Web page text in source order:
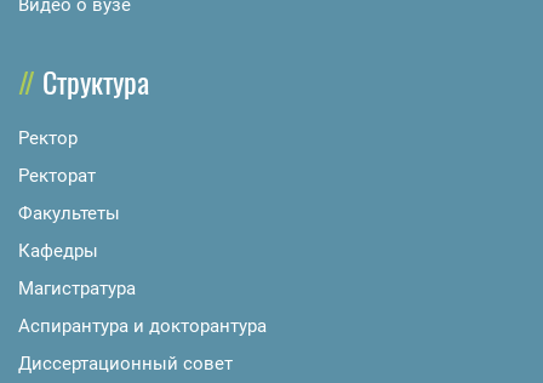
Видео о вузе
Структура
Ректор
Ректорат
Факультеты
Кафедры
Магистратура
Аспирантура и докторантура
Диссертационный совет